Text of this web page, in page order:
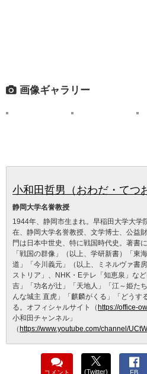
画像ギャラリー
小和田哲男（おわだ・てつ
静岡大学名誉教授
1944年、静岡市生まれ。早稲田大学大学
在、静岡大学名誉教授、文学博士、公益
門は日本中世史、特に戦国時代史。著書
「戦国の群像」（以上、学研新書）「東
道」「今川義元」（以上、ミネルヴァ書
ストリア」、NHK・Eテレ「知恵泉」な
吉」「功名が辻」「天地人」「江～姫た
んな城主 直虎」「麒麟がくる」「どうす
る。オフィシャルサイト（https://office-
小和田チャンネル」
（https://www.youtube.com/channel/
コメント (Twitter) FB